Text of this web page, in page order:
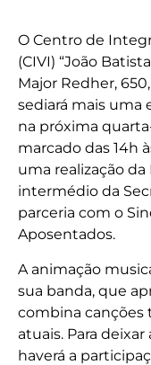
O Centro de
(CIVI) “João
Major Redher,
sediará mais uma
na próxima
marcado das 14h
uma realização
intermédio da
parceria com o
Aposentados.
A animação
sua banda, que
combina canções
atuais. Para
haverá a